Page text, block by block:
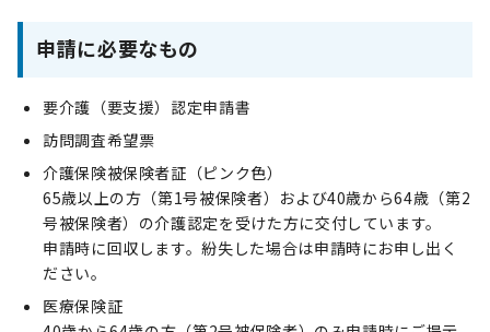
申請に必要なもの
要介護（要支援）認定申請書
訪問調査希望票
介護保険被保険者証（ピンク色）
65歳以上の方（第1号被保険者）および40歳から64歳（第2
号被保険者）の介護認定を受けた方に交付しています。
申請時に回収します。紛失した場合は申請時にお申し出く
ださい。
医療保険証